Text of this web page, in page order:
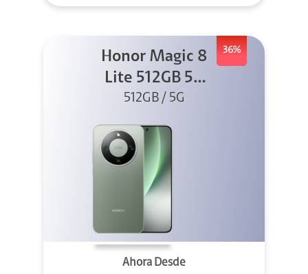
36%
Honor Magic 8
Lite 512GB 5G
Verde
512GB / 5G
Ahora Desde